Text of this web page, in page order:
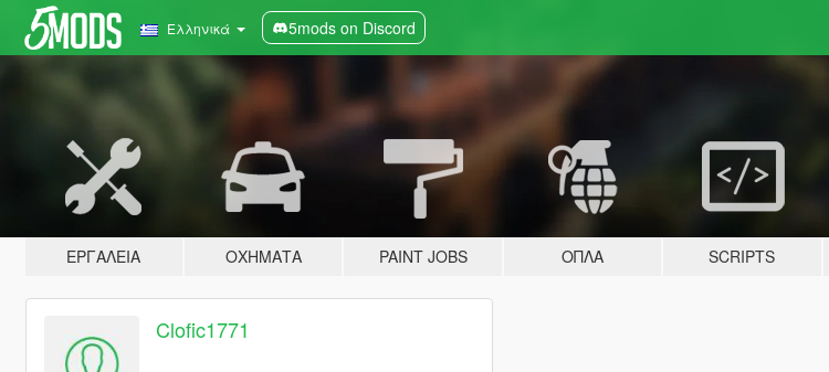
Ελληνικά 5mods on Discord
ΕΡΓΑΛΕΊΑ ΟΧΉΜΑΤΑ PAINT JOBS ΌΠΛΑ SCRIPTS
Clofic1771